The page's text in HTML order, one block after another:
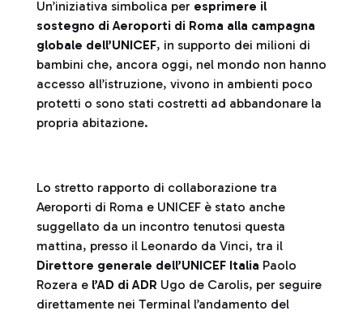
Un’iniziativa simbolica per esprimere il
sostegno di Aeroporti di Roma alla campagna
globale dell’UNICEF, in supporto dei milioni di
bambini che, ancora oggi, nel mondo non hanno
accesso all’istruzione, vivono in ambienti poco
protetti o sono stati costretti ad abbandonare la
propria abitazione.
Lo stretto rapporto di collaborazione tra
Aeroporti di Roma e UNICEF è stato anche
suggellato da un incontro tenutosi questa
mattina, presso il Leonardo da Vinci, tra il
Direttore generale dell’UNICEF Italia Paolo
Rozera e l’AD di ADR Ugo de Carolis, per seguire
direttamente nei Terminal l’andamento del